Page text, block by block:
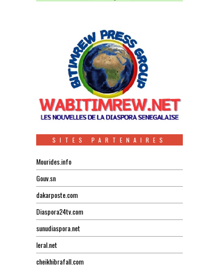
SITES PARTENAIRES
Mourides.info
Gouv.sn
dakarposte.com
Diaspora24tv.com
sunudiaspora.net
leral.net
cheikhibrafall.com